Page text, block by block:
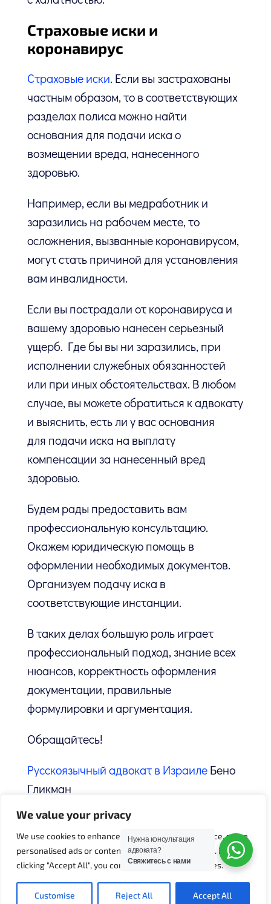
We value your privacy
We use cookies to enhance your browsing experience, serve
personalised ads or content, and analyse our traffic. By
clicking "Accept All", you consent to our use of cookies.
Customise Reject All Accept All
Страховые иски и
коронавирус
Страховые иски. Если вы застрахованы
частным образом, то в соответствующих
разделах полиса можно найти
основания для подачи иска о
возмещении вреда, нанесенного
здоровью.
Например, если вы медработник и
заразились на рабочем месте, то
осложнения, вызванные коронавирусом,
могут стать причиной для установления
вам инвалидности.
Если вы пострадали от коронавируса и
вашему здоровью нанесен серьезный
ущерб. Где бы вы ни заразились, при
исполнении служебных обязанностей
или при иных обстоятельствах. В любом
случае, вы можете обратиться к адвокату
и выяснить, есть ли у вас основания
для подачи иска на выплату
компенсации за нанесенный вред
здоровью.
Будем рады предоставить вам
профессиональную консультацию.
Окажем юридическую помощь в
оформлении необходимых документов.
Организуем подачу иска в
соответствующие инстанции.
В таких делах большую роль играет
профессиональный подход, знание всех
нюансов, корректность оформления
документации, правильные
формулировки и аргументация.
Обращайтесь!
Русскоязычный адвокат в ИзраилеБено
Гликман
☎ 03-613-5337 Факс: 03-6134158
📌 Рамат-Ган, ул. Жаботински 35
(Башни-близнецы 2, 5 этаж)
📌 Кибуц Гат
Нужна консультация
адвоката?
Свяжитесь с нами